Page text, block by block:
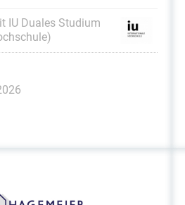
IU Duales Studium